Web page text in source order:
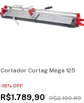
Cortador Cortag Mega 125
-19% OFF
R$1.789,90 R$2.199,89